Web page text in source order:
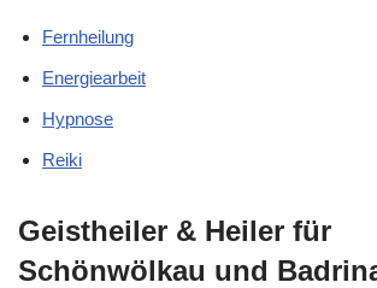
Fernheilung
Energiearbeit
Hypnose
Reiki
Geistheiler & Heiler für
Schönwölkau und